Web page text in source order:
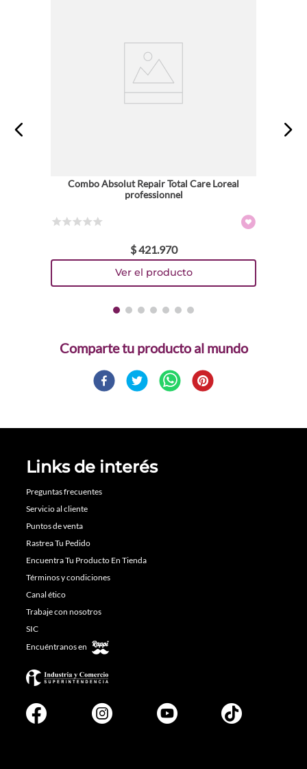
Combo Absolut Repair Total Care Loreal
professionnel
$421.970
Comparte
Links de interés
Preguntas frecuentes
Servicio al cliente
Puntos de venta
Rastrea Tu Pedido
Encuentra Tu Producto En Tienda
Términos y condiciones
Canal ético
Trabaje con nosotros
SIC
Encuéntranos en